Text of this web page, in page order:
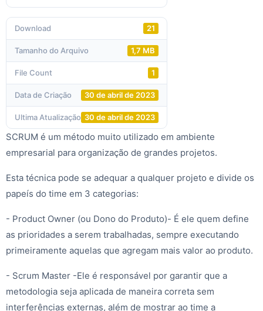
Download 21
Tamanho do Arquivo 1,7 MB
File Count 1
Data de Criação 30 de abril de 2023
Ultima Atualização 30 de abril de 2023
SCRUM é um método muito utilizado em ambiente
empresarial para organização de grandes projetos.
Esta técnica pode se adequar a qualquer projeto e divide os
papeís do time em 3 categorias:
- Product Owner (ou Dono do Produto)- É ele quem define
as prioridades a serem trabalhadas, sempre executando
primeiramente aquelas que agregam mais valor ao produto.
- Scrum Master -Ele é responsável por garantir que a
metodologia seja aplicada de maneira correta sem
interferências externas, além de mostrar ao time a